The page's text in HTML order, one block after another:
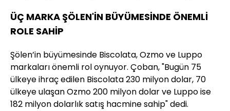
ÜÇ MARKA ŞÖLEN'İN BÜYÜMESİNDE ÖNEMLİ
ROLE SAHİP
Şölen’in büyümesinde Biscolata, Ozmo ve Luppo
markaları önemli rol oynuyor. Çoban, "Bugün 75
ülkeye ihraç edilen Biscolata 230 milyon dolar, 70
ülkeye ulaşan Ozmo 200 milyon dolar ve Luppo ise
182 milyon dolarlık satış hacmine sahip" dedi.